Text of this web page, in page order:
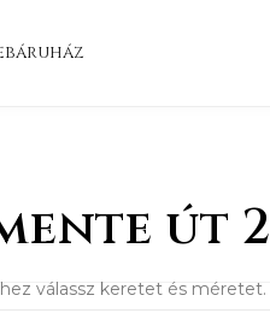
út 2
válassz keretet és méretet.